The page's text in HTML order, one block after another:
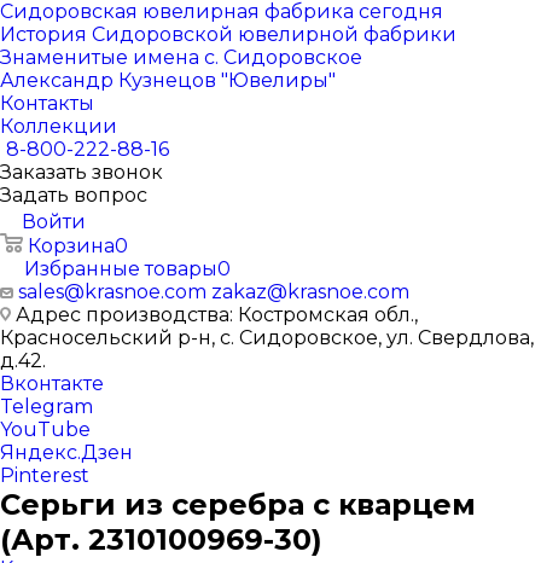
Сидоровская ювелирная фабрика сегодня
История Сидоровской ювелирной фабрики
Знаменитые имена с. Сидоровское
Александр Кузнецов "Ювелиры"
Контакты
Коллекции
8-800-222-88-16
Заказать звонок
Задать вопрос
Войти
Корзина0
Избранные товары0
sales@krasnoe.com zakaz@krasnoe.com
Адрес производства: Костромская обл.,
Красносельский р-н, с. Сидоровское, ул. Свердлова,
д.42.
Вконтакте
Telegram
YouTube
Яндекс.Дзен
Pinterest
Серьги из серебра с кварцем
(Арт. 2310100969-30)